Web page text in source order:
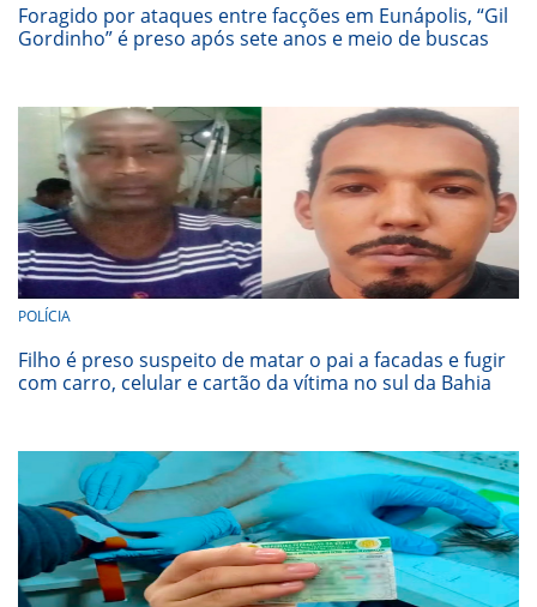
Foragido por ataques entre facções em Eunápolis, “Gil
Gordinho” é preso após sete anos e meio de buscas
POLÍCIA
Filho é preso suspeito de matar o pai a facadas e fugir
com carro, celular e cartão da vítima no sul da Bahia